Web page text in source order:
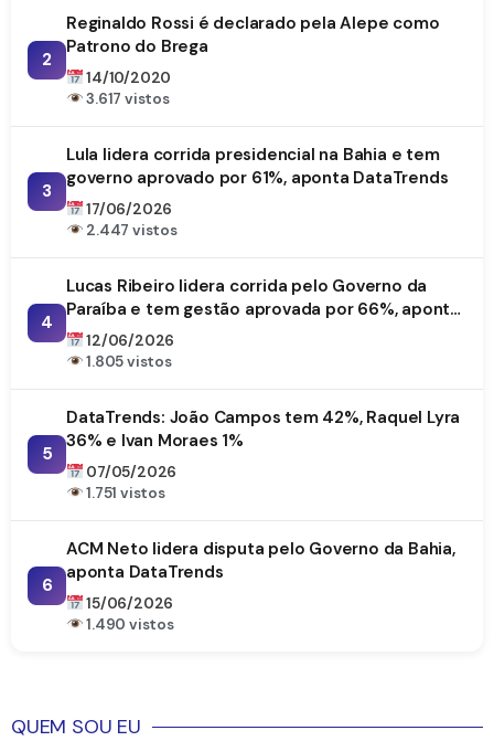
2
Reginaldo Rossi é declarado pela Alepe como
Patrono do Brega
14/10/2020
3.617 vistos
3
Lula lidera corrida presidencial na Bahia e tem
governo aprovado por 61%, aponta DataTrends
17/06/2026
2.447 vistos
4
Lucas Ribeiro lidera corrida pelo Governo da
Paraíba e tem gestão aprovada por 66%, aponta
DataTrends
12/06/2026
1.805 vistos
5
DataTrends: João Campos tem 42%, Raquel Lyra
36% e Ivan Moraes 1%
07/05/2026
1.751 vistos
6
ACM Neto lidera disputa pelo Governo da Bahia,
aponta DataTrends
15/06/2026
1.490 vistos
QUEM SOU EU